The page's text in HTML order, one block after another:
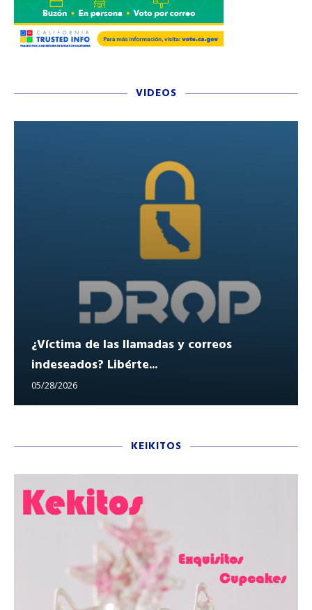
VIDEOS
¿Víctima de las llamadas y correos
indeseados? Libérte...
05/28/2026
KEIKITOS